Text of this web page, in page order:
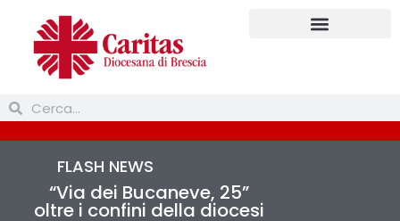
FLASH NEWS
“Via dei Bucaneve, 25”
oltre i confini della diocesi